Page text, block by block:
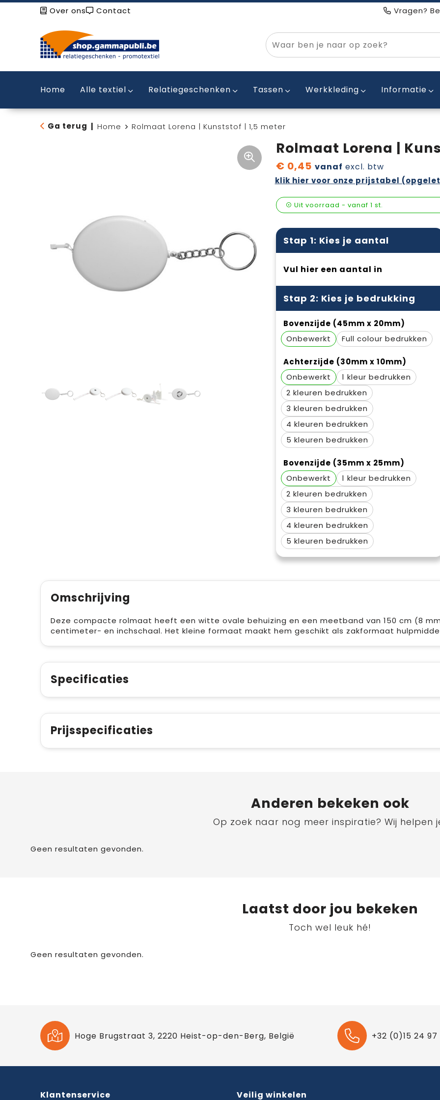
Over ons Contact Vragen?
Home Alle textiel Relatiegeschenken Tassen Werkkleding Informatie
Ga terug Home Rolmaat Lorena | Kunststof | 1,5 meter
Rolmaat Lorena |
€ 0,45 vanaf excl. btw
klik hier voor onze prijstabel
Uit voorraad - vanaf 1 st.
Stap 1: Kies je aantal
Vul hier een aantal in
Stap 2: Kies je bedrukking
Bovenzijde (45mm x 20mm)
Onbewerkt
Full colour
Achterzijde (30mm x 10mm)
Onbewerkt
1
2
3
4
5
Bovenzijde (35mm x 25mm)
Onbewerkt
1
2
3
4
5
Omschrijving
Deze compacte rolmaat heeft een witte ovale behuizing en een meetband van 150 cm (8
centimeter- en inchschaal. Het kleine formaat maakt hem geschikt als zakformaat
Specificaties
Prijsspecificaties
Anderen bekeken ook
Op zoek naar nog meer inspiratie? Wij helpen
Geen resultaten gevonden.
Laatst door jou bekeken
Toch wel leuk hé!
Geen resultaten gevonden.
Hoge Brugstraat 3, 2220 Heist-op-den-Berg, België +32 (0)15 24
Klantenservice Veilig winkelen